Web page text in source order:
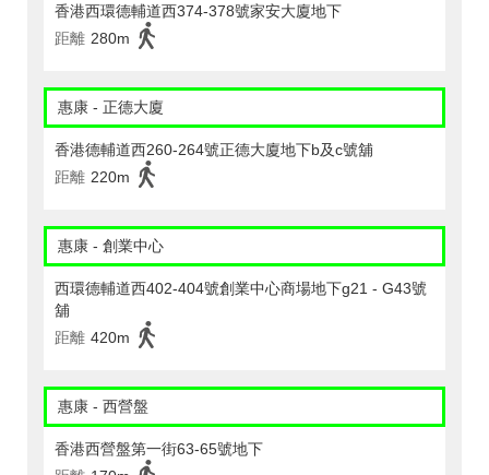
香港西環德輔道西374-378號家安大廈地下
距離 280m
惠康 - 正德大廈
香港德輔道西260-264號正德大廈地下b及c號舖
距離 220m
惠康 - 創業中心
西環德輔道西402-404號創業中心商場地下g21 - G43號
舖
距離 420m
惠康 - 西營盤
香港西營盤第一街63-65號地下